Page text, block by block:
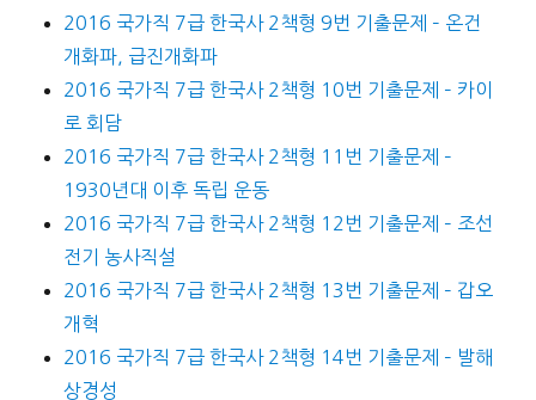
2016 국가직 7급 한국사 2책형 9번 기출문제 – 온건
개화파, 급진개화파
2016 국가직 7급 한국사 2책형 10번 기출문제 – 카이
로 회담
2016 국가직 7급 한국사 2책형 11번 기출문제 –
1930년대 이후 독립 운동
2016 국가직 7급 한국사 2책형 12번 기출문제 – 조선
전기 농사직설
2016 국가직 7급 한국사 2책형 13번 기출문제 – 갑오
개혁
2016 국가직 7급 한국사 2책형 14번 기출문제 – 발해
상경성